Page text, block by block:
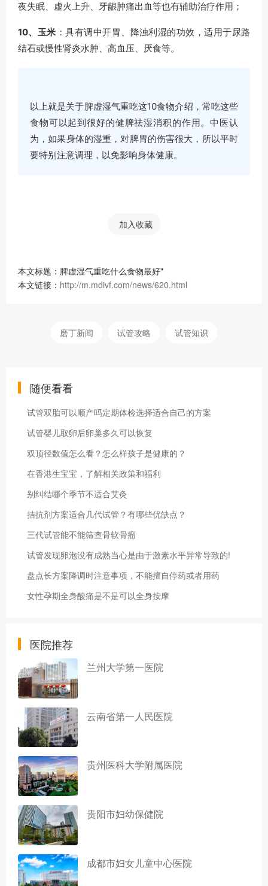
夜失眠、虚火上升、牙龈肿痛出血等也有辅助治疗作用；
10、玉米 ：具有调中开胃、降浊利湿的功效，适用于尿路
结石或慢性肾炎水肿、高血压、厌食等。
以上就是关于脾虚湿气重吃这10食物介绍，常吃这些
食物可以起到很好的健脾祛湿消积的作用。中医认
为，如果身体的湿重，对脾胃的伤害很大，所以平时
要特别注意调理，以免影响身体健康。
加入收藏
本文标题：脾虚湿气重吃什么食物最好"
本文链接： http://m.mdivf.com/news/620.html
磨丁新闻 试管攻略 试管知识
随便看看
试管双胎可以顺产吗定期体检选择适合自己的方案
试管婴儿取卵后卵巢多久可以恢复
双顶径数值怎么看？怎么样孩子是健康的？
在香港生宝宝，了解相关政策和福利
别纠结哪个季节不适合艾灸
拮抗剂方案适合几代试管？有哪些优缺点？
三代试管能不能筛查骨软骨瘤
试管发现卵泡没有成熟当心是由于激素水平异常导致的!
盘点长方案降调时注意事项，不能擅自停药或者用药
女性孕期全身酸痛是不是可以全身按摩
医院推荐
兰州大学第一医院
云南省第一人民医院
贵州医科大学附属医院
贵阳市妇幼保健院
成都市妇女儿童中心医院